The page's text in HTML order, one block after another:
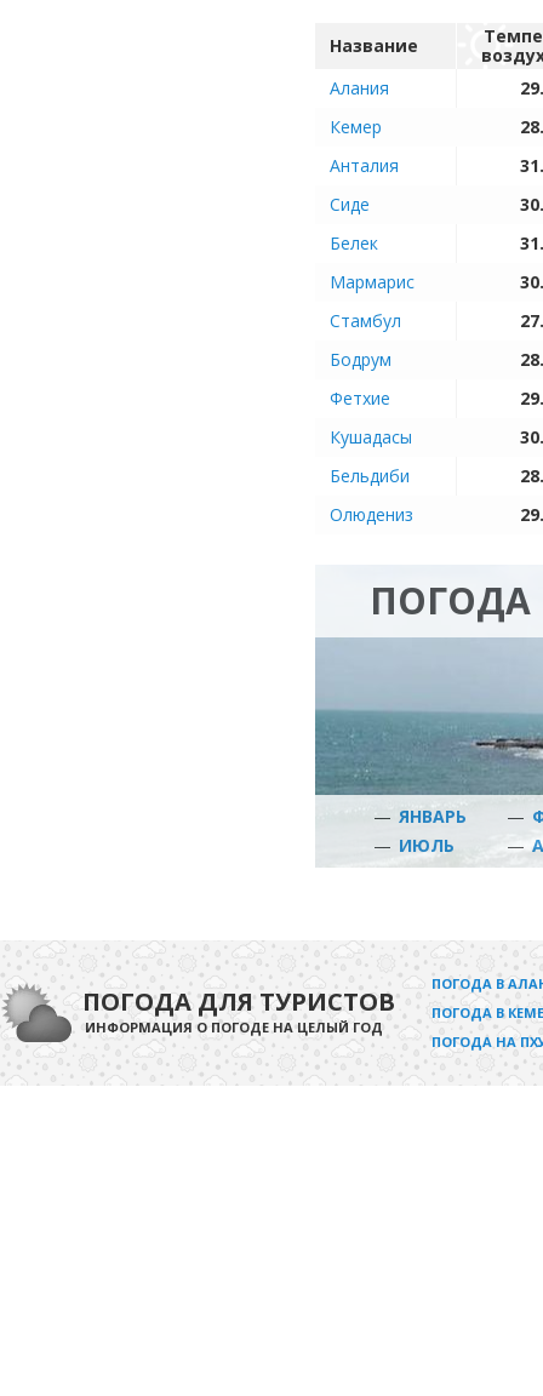
Название
Алания
Кемер
Анталия
Сиде
Белек
Мармарис
Стамбул
Бодрум
Фетхие
Кушадасы
Бельдиби
Олюдениз
ПОГОДА
— ЯНВАРЬ —
— ИЮЛЬ —
ПОГОДА ДЛЯ ТУРИСТОВ
ИНФОРМАЦИЯ О ПОГОДЕ НА ЦЕЛЫЙ ГОД
ПОГОДА В
ПОГОДА В
ПОГОДА НА